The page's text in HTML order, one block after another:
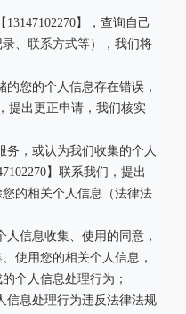
】，查询自己
、联系方式等），我们将
您的个人信息存在错误，
提出更正申请，我们核实
务，或认为我们收集的个人
】联系我们，提出
的相关个人信息（法律法
信息收集、使用的同意，
使用您的相关个人信息，
个人信息处理行为；
信息处理行为违反法律法规